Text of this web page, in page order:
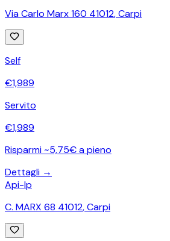
Via Carlo Marx 160 41012,Carpi
Self
€1,989
Servito
€1,989
Risparmi ~5,75€ a pieno
Dettagli →
Api-Ip
C. MARX 68 41012,Carpi